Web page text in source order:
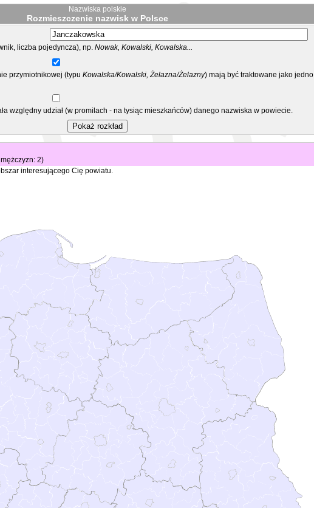
Nazwiska polskie
Rozmieszczenie nazwisk w Polsce
liczba pojedyncza), np. Nowak, Kowalski, Kowalska...
przymiotnikowej (typu Kowalska/Kowalski, Żelazna/Żelazny) mają być traktowane jako jedno
względny udział (w promilach - na tysiąc mieszkańców) danego nazwiska w powiecie.
2)
interesującego Cię powiatu.